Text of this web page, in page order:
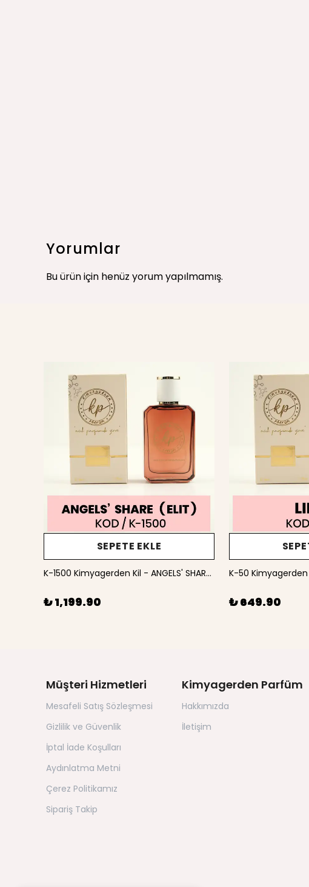
Yorumlar
Bu ürün için henüz yorum yapılmamış.
SEPETE EKLE
K-1500 Kimyagerden Kil - ANGELS' SHARE- Elit seri ( Unisex ) - 50 ml
₺ 1,199.90
K-50
₺ 649.90
Müşteri Hizmetleri
Mesafeli Satış Sözleşmesi
Gizlilik ve Güvenlik
İptal İade Koşulları
Aydınlatma Metni
Çerez Politikamız
Sipariş Takip
Kimyagerden Parfüm
Hakkımızda
İletişim